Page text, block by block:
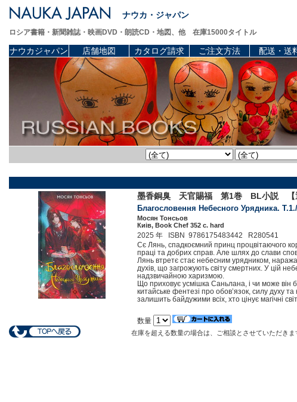
ナウカ・ジャパン
ロシア書籍・新聞雑誌・映画DVD・朗読CD・地図、他 在庫15000タイトル
ナウカジャパン 店舗地図 カタログ請求 ご注文方法 配送・送
墨香銅臭 天官賜福 第1巻 BL小説 【
Благословення Небесного Урядника.
Мосян Тонсьов
Киів, Book Chef 352 c. hard
2025 年 ISBN 9786175483442 R280541
Сє Лянь, спадкоємний принц процвітаючого
праці та добрих справ. Але шлях до слави
Лянь втретє стає небесним урядником,
духів, що загрожують світу смертних. У цій
надзвичайною харизмою.
Що приховує усмішка Саньлана, і чи може він
китайське фентезі про обов’язок, силу духу
залишить байдужими всіх, хто цінує магічні
数量
在庫を超える数量の場合は、ご相談とさせていただきま